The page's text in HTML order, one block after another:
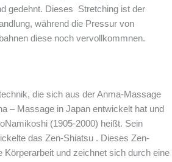
gedehnt. Dieses Stretching ist der
während die Pressur von
diese noch vervollkommnen.
die sich aus der Anma-Massage
– Massage in Japan entwickelt hat und
(1905-2000) heißt. Sein
das Zen-Shiatsu . Dieses Zen-
Körperarbeit und zeichnet sich durch eine